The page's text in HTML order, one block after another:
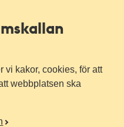
vi kakor, cookies, för att
webbplatsen ska